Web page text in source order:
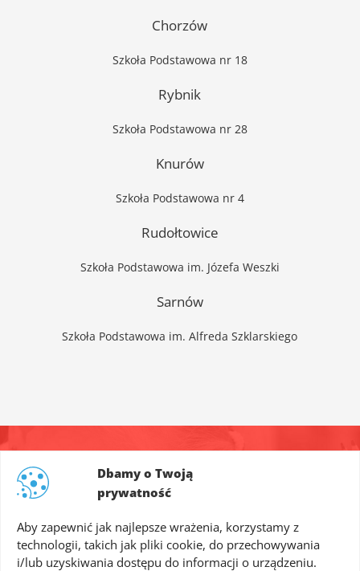
Dbamy o Twoją
prywatność
Aby zapewnić jak najlepsze wrażenia, korzystamy z
technologii, takich jak pliki cookie, do przechowywania
i/lub uzyskiwania dostępu do informacji o urządzeniu.
Chorzów
Szkoła Podstawowa nr 18
Rybnik
Szkoła Podstawowa nr 28
Knurów
Szkoła Podstawowa nr 4
Rudołtowice
Szkoła Podstawowa im. Józefa Weszki
Sarnów
Szkoła Podstawowa im. Alfreda Szklarskiego
skontaktuj się z nami!
biuro@4lingua.com